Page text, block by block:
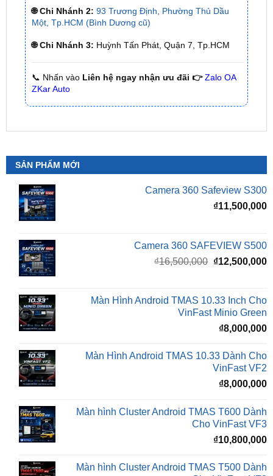
🌐 Chi Nhánh 3: Huỳnh Tấn Phát, Quận 7, Tp.HCM
📞 Nhấn vàoLiên hệ ngay nhận ưu đãi 👉 Zalo OA
SẢN PHẨM MỚI
Camera 360 Safeview S300
₫11,500,000
Camera 360 SAFEVIEW S500
gốc
₫16,500,000.
Màn Hình Android TMAS 10.33 Inch Cho
₫8,000,000
Màn Hình Android TMAS 10.33 Dành Cho
VinFast VF2
₫8,000,000
Màn hình Cluster Android TMAS T600 Dành
₫10,800,000
Màn hình Cluster Android TMAS T500 Dành
₫8,800,000